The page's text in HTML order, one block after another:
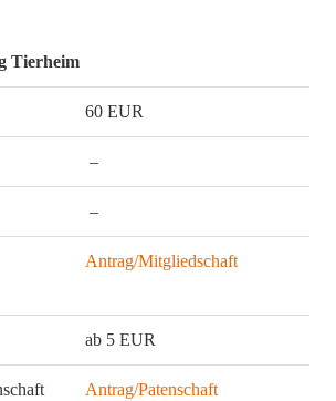
Tierheim
60 EUR
–
–
Antrag/Mitgliedschaft
ab 5 EUR
Antrag/Patenschaft